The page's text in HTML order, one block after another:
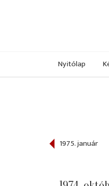
Nyitólap
1975. január